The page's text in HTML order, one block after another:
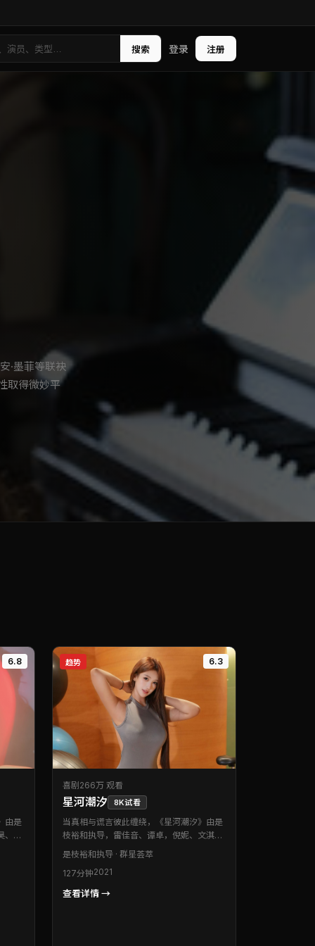
搜索 登录 注册
·墨菲等联袂
取得微妙平
6.8
由是
、秦
趋势 6.3
喜剧 266万 观看
星河潮汐 8K试看
当真相与谎言彼此缠绕，《星河潮汐》由是
枝裕和执导，雷佳音、谭卓，倪妮、文淇等
联袂出演。本片为美国出品的喜剧类型作
品。配乐与场面调度相互成就，营造出独特
的沉浸氛围。片尾余韵悠长，值得二刷留意
伏笔。
是枝裕和执导 · 群星荟萃
127分钟2021
查看详情 →